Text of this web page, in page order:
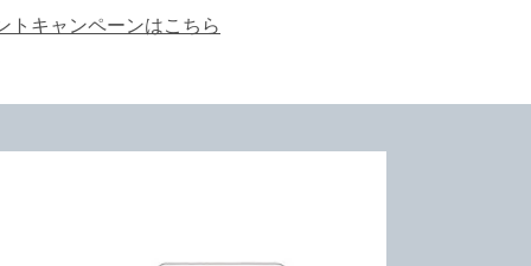
トキャンペーンはこちら